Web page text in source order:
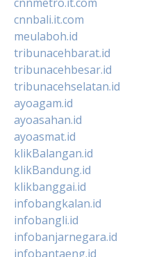
cnnbali.it.com
meulaboh.id
tribunacehbarat.id
tribunacehbesar.id
tribunacehselatan.id
ayoagam.id
ayoasahan.id
ayoasmat.id
klikBalangan.id
klikBandung.id
klikbanggai.id
infobangkalan.id
infobangli.id
infobanjarnegara.id
infobantaeng.id